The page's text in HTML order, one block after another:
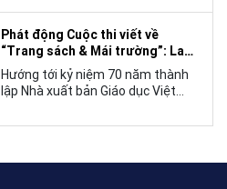
cuộc thi viết về “Trang sách và
Mái trường”, hướng tới kỷ niệm 70
năm thành lập Nhà xuất bản Giáo
dục Việt Nam vào năm 2027.
Phát động Cuộc thi viết về
“Trang sách & Mái trường”: Lan
tỏa tình yêu học tập, tôn vinh
những giá trị bền vững của giáo
dục
Hướng tới kỷ niệm 70 năm thành
lập Nhà xuất bản Giáo dục Việt
NXBGDVN phối hợp với Hội Nhà